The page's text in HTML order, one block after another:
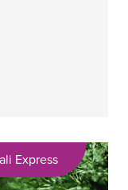
Express